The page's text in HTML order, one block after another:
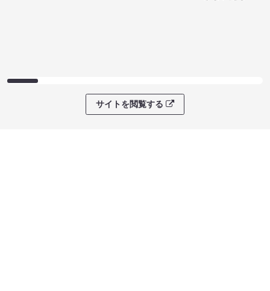
サイトを閲覧する